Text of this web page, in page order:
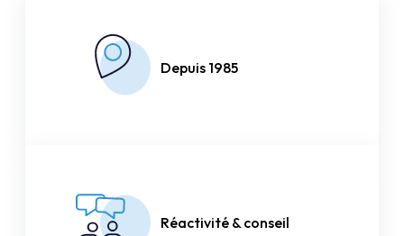
Depuis 1985
Réactivité & conseil